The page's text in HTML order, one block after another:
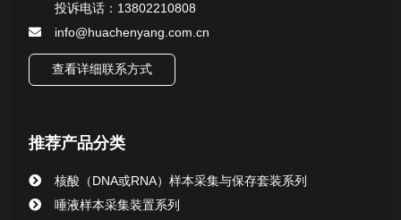
核酸（DNA&RNA）样本采集与保存套装系列
唾液样本采集装置系列
清洁验证棉签系列
投诉电话：13802210808
info@huachenyang.com.cn
查看详细联系方式
推荐产品分类
核酸（DNA或RNA）样本采集与保存套装系列
唾液样本采集装置系列